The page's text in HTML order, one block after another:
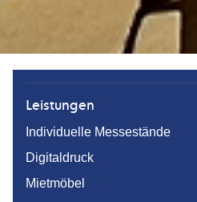
Leistungen
Individuelle Messestände
Digitaldruck
Mietmöbel